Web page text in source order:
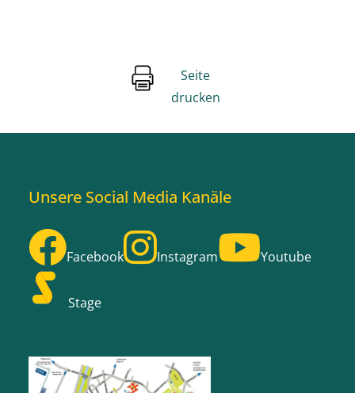
Seite
drucken
Unsere Social Media Kanäle
Facebook Instagram Youtube
Stage